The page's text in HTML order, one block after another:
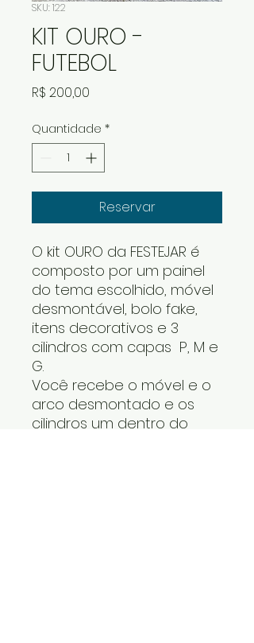
SKU: 122
KIT OURO -
FUTEBOL
R$ 200,00
Quantidade *
Reservar
O kit OURO da FESTEJAR é
composto por um painel
do tema escolhido, móvel
desmontável, bolo fake,
itens decorativos e 3
cilindros com capas P, M e
G.
Você recebe o móvel e o
arco desmontado e os
cilindros um dentro do